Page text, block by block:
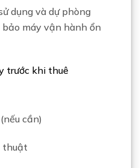
dụng và dự phòng
máy vận hành ổn
trước khi thuê
cần)
thuật